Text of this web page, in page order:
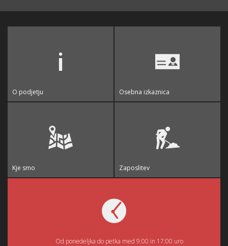
O podjetju Osebna izkaznica
Kje smo Zaposlitev
Od ponedeljka do petka med 9:00 in 17:00 uro